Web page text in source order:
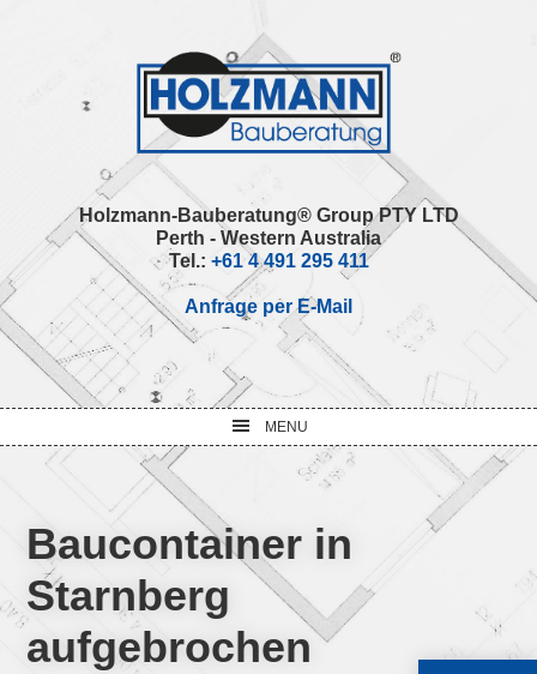
navigation
Holzmann-Bauberatung® Group PTY LTD
Perth - Western Australia
Tel.: +61 4 491 295 411
Anfrage per E-Mail
MENU
Baucontainer in
Starnberg
aufgebrochen